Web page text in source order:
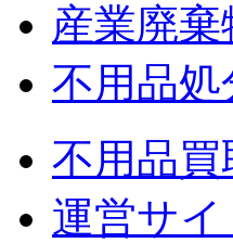
産業廃
不用品処
不用品
運営サイ